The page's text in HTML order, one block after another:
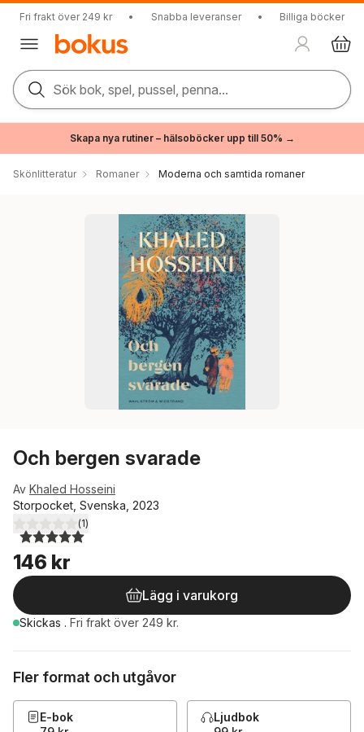
Fri frakt över 249 kr • Snabba leveranser • Billiga böcker
Sök bok, spel, pussel, penna...
Skapa nya rutiner – hälsoböcker upp till 50% →
Skönlitteratur Romaner Moderna och samtida romaner
Och bergen svarade
Av Khaled Hosseini
Storpocket, Svenska, 2023
5,0utav 5 stjärnor. Totalt antal röster:
(1)
146 kr
Lägg i varukorg
Skickas . Fri frakt över 249 kr.
Fler format och utgåvor
E-bok
Ljudbok